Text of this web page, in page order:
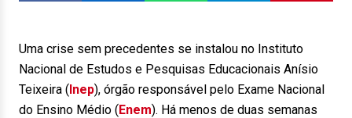
Uma crise sem precedentes se instalou no Instituto
Nacional de Estudos e Pesquisas Educacionais Anísio
Teixeira (Inep), órgão responsável pelo Exame Nacional
do Ensino Médio (Enem). Há menos de duas semanas